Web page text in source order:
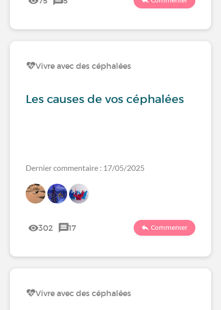
Vivre avec des céphalées
Les causes de vos céphalées
Dernier commentaire : 17/05/2025
302 17 Commenter
Vivre avec des céphalées